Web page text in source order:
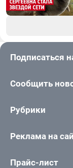
Подписаться
Сообщить
Рубрики
Реклама на
Прайс-лист